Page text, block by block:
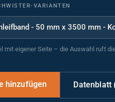
VARIANTEN
mit eigener Seite – die Auswahl ruft
Datenblatt